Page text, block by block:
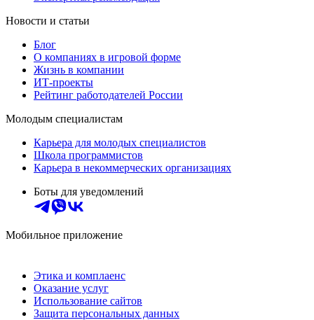
Новости и статьи
Блог
О компаниях в игровой форме
Жизнь в компании
ИТ-проекты
Рейтинг работодателей России
Молодым специалистам
Карьера для молодых специалистов
Школа программистов
Карьера в некоммерческих организациях
Боты для уведомлений
Мобильное приложение
Этика и комплаенс
Оказание услуг
Использование сайтов
Защита персональных данных